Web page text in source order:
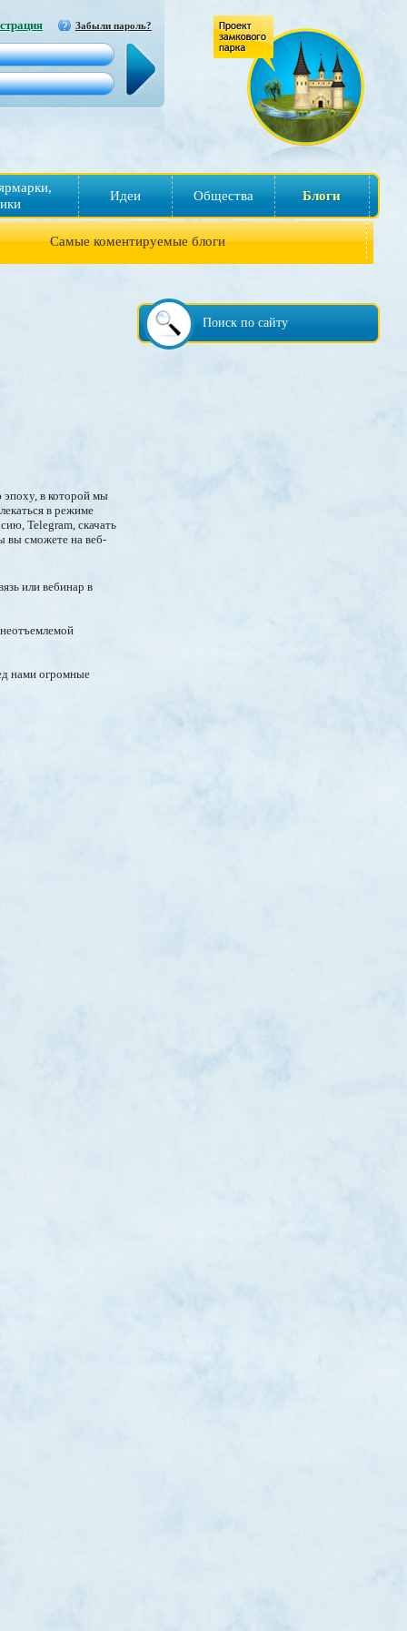
Забыли пароль?
Идеи Общества Блоги
Самые коментируемые блоги
Поиск по сайту
эпоху, в которой мы
в режиме
Telegram, скачать
вы сможете на веб-
или вебинар в
нами огромные